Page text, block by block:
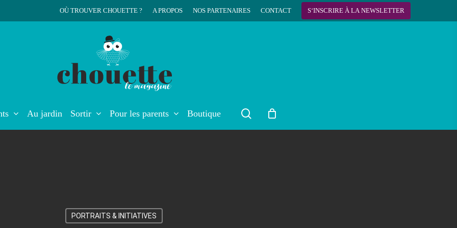
OÙ TROUVER CHOUETTE ? A PROPOS NOS PARTENAIRES CONTACT S‘INSCRIRE À LA NEWSLETTER
Au jardin Sortir Pour les parents Boutique search
PORTRAITS & INITIATIVES